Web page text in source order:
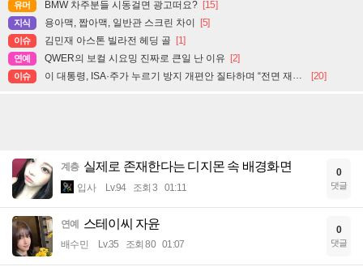
유머 BMW 차주분들 시동걸면 광고떠요? [15]
지식 용아맥, 짭아맥, 일반관 스크린 차이 [5]
이슈 김민재 아스톤 빌라전 헤딩 골 [1]
연예 QWER의 보컬 시요밍 진짜로 큰일 난 이유 [2]
이슈 이 대통령, ISA·주가 누르기 방지 개편안 질타하며 “전면 재검토” 지시 [20]
계층 실제로 존재한다는 디지몬 속 배경화면
입사 Lv.94 조회 3 01:11
0
댓글
연예 스테이씨 자윤
배수민 Lv.35 조회 80 01:07
0
댓글